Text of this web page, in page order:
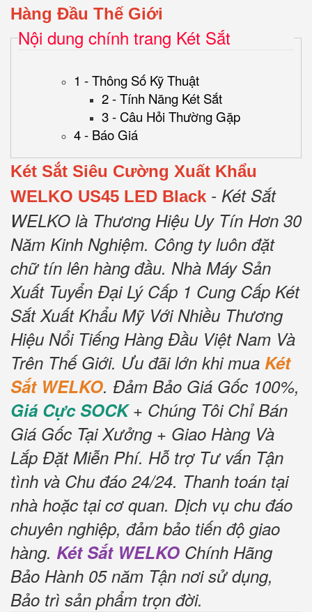
Hàng Đầu Thế Giới
Nội dung chính trang Két Sắt
1 - Thông Số Kỹ Thuật
2 - Tính Năng Két Sắt
3 - Câu Hỏi Thường Gặp
4 - Báo Giá
Két Sắt Siêu Cường Xuất Khẩu
WELKO US45 LED Black - Két Sắt
WELKO là Thương Hiệu Uy Tín Hơn 30
Năm Kinh Nghiệm. Công ty luôn đặt
chữ tín lên hàng đầu. Nhà Máy Sản
Xuất Tuyển Đại Lý Cấp 1 Cung Cấp Két
Sắt Xuất Khẩu Mỹ Với Nhiều Thương
Hiệu Nổi Tiếng Hàng Đầu Việt Nam Và
Trên Thế Giới. Ưu đãi lớn khi mua Két
Sắt WELKO. Đảm Bảo Giá Gốc 100%,
Giá Cực SOCK+ Chúng Tôi Chỉ Bán
Giá Gốc Tại Xưởng + Giao Hàng Và
Lắp Đặt Miễn Phí. Hỗ trợ Tư vấn Tận
tình và Chu đáo 24/24. Thanh toán tại
nhà hoặc tại cơ quan. Dịch vụ chu đáo
chuyên nghiệp, đảm bảo tiến độ giao
hàng. Két Sắt WELKO Chính Hãng
Bảo Hành 05 năm Tận nơi sử dụng,
Bảo trì sản phẩm trọn đời.